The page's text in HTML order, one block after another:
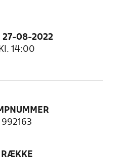
27-08-2022
Kl. 14:00
992163
RÆKKE